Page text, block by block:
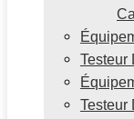
Testeur
Testeur